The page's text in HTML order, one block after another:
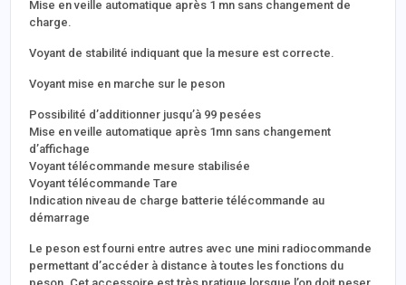
Mise en veille automatique après 1 mn sans changement de
charge.
Voyant de stabilité indiquant que la mesure est correcte.
Voyant mise en marche sur le peson
Possibilité d’additionner jusqu’à 99 pesées
Mise en veille automatique après 1mn sans changement
d’affichage
Voyant télécommande mesure stabilisée
Voyant télécommande Tare
Indication niveau de charge batterie télécommande au
démarrage
Le peson est fourni entre autres avec une mini radiocommande
permettant d’accéder à distance à toutes les fonctions du